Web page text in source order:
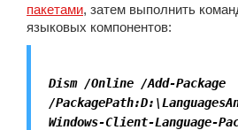
пакетами, затем выполнить
языковых компонентов:
Dism /Online /Add-Package
/
Windows-Client-Language-